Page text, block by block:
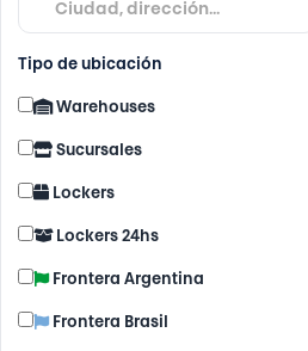
Tipo de ubicación
Warehouses
Sucursales
Lockers
Lockers 24hs
Frontera Argentina
Frontera Brasil